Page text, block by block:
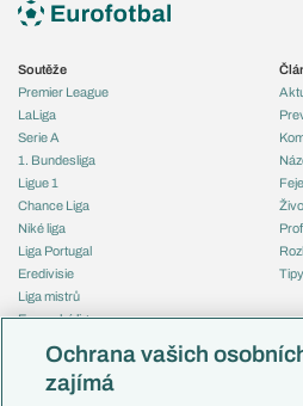
Soutěže
Premier League
LaLiga
Serie A
1. Bundesliga
Ligue 1
Chance Liga
Niké liga
Liga Portugal
Eredivisie
Liga mistrů
Evropská liga
Mistrovství světa
Liga národů
Ochrana vašich
zajímá